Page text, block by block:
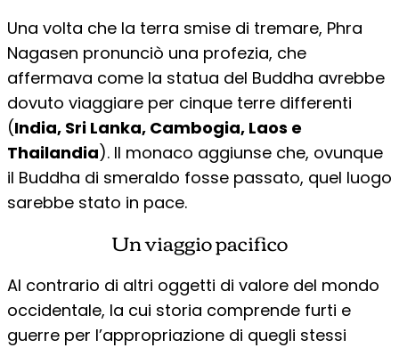
Una volta che la terra smise di tremare, Phra
Nagasen pronunciò una profezia, che
affermava come la statua del Buddha avrebbe
dovuto viaggiare per cinque terre differenti
(India, Sri Lanka, Cambogia, Laos e
Thailandia). Il monaco aggiunse che, ovunque
il Buddha di smeraldo fosse passato, quel luogo
sarebbe stato in pace.
Un viaggio pacifico
Al contrario di altri oggetti di valore del mondo
occidentale, la cui storia comprende furti e
guerre per l’appropriazione di quegli stessi